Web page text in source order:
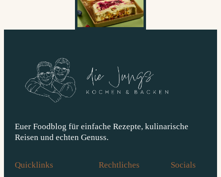
Euer Foodblog für einfache Rezepte, kulinarische
Reisen und echten Genuss.
Quicklinks Rechtliches Socials